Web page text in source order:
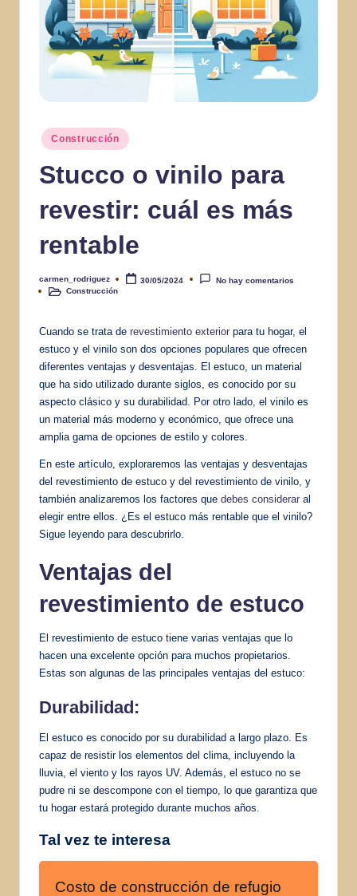
Publicado
en
Construcción
Stucco o vinilo para
revestir: cuál es más
rentable
Publicado
por
carmen_rodriguez 30/05/2024
No hay comentarios
PublicadoConstrucción
Cuando se trata de revestimiento exterior para tu hogar, el
estuco y el vinilo son dos opciones populares que ofrecen
diferentes ventajas y desventajas. El estuco, un material
que ha sido utilizado durante siglos, es conocido por su
aspecto clásico y su durabilidad. Por otro lado, el vinilo es
un material más moderno y económico, que ofrece una
amplia gama de opciones de estilo y colores.
En este artículo, exploraremos las ventajas y desventajas
del revestimiento de estuco y del revestimiento de vinilo, y
también analizaremos los factores que debes considerar al
elegir entre ellos. ¿Es el estuco más rentable que el vinilo?
Sigue leyendo para descubrirlo.
Ventajas del
revestimiento de estuco
El revestimiento de estuco tiene varias ventajas que lo
hacen una excelente opción para muchos propietarios.
Estas son algunas de las principales ventajas del estuco:
Durabilidad:
El estuco es conocido por su durabilidad a largo plazo. Es
capaz de resistir los elementos del clima, incluyendo la
lluvia, el viento y los rayos UV. Además, el estuco no se
pudre ni se descompone con el tiempo, lo que garantiza que
tu hogar estará protegido durante muchos años.
Tal vez te interesa
Costo de construcción de refugio